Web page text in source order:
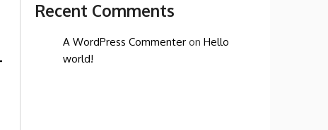
Recent Comments
A WordPress Commenter on Hello
world!